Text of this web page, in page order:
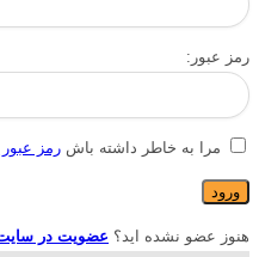
رمز عبور:
مرا به خاطر داشته باش رمز
هنوز عضو نشده اید؟ عضویت در